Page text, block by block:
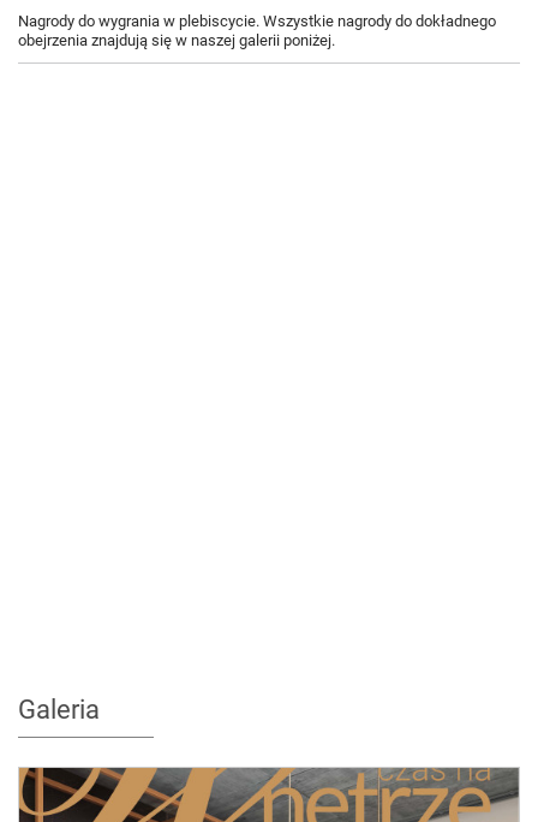
Nagrody do wygrania w plebiscycie. Wszystkie nagrody do dokładnego
obejrzenia znajdują się w naszej galerii poniżej.
Galeria